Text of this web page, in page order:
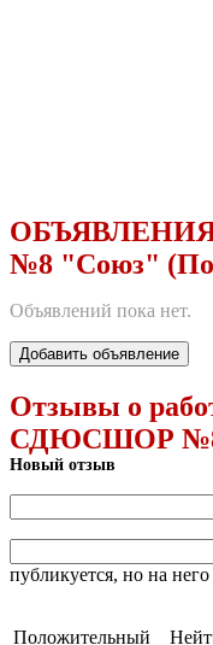
№8 "Союз"
Объявлений пока нет.
Добавить объявление
Отзывы о
СДЮСШОР №8
Новый отзыв
публикуется, но на
Положительный